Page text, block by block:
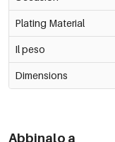
Plating Material
Il peso
Dimensions
Abbinalo a